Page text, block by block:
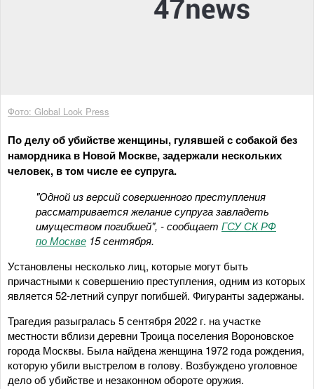
Фото: Global Look Press
По делу об убийстве женщины, гулявшей с собакой без
намордника в Новой Москве, задержали нескольких
человек, в том числе ее супруга.
"Одной из версий совершенного преступления
рассматривается желание супруга завладеть
имуществом погибшей", - сообщает ГСУ СК РФ
по Москве 15 сентября.
Установлены несколько лиц, которые могут быть
причастными к совершению преступления, одним из которых
является 52-летний супруг погибшей. Фигуранты задержаны.
Трагедия разыгралась 5 сентября 2022 г. на участке
местности вблизи деревни Троица поселения Вороновское
города Москвы. Была найдена женщина 1972 года рождения,
которую убили выстрелом в голову. Возбуждено уголовное
дело об убийстве и незаконном обороте оружия.